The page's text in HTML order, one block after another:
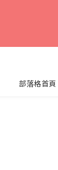
部落格首頁